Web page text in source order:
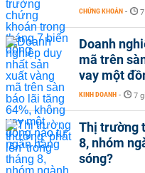
CHỨNG KHOÁN -
Doanh
mã trên
vay một
KINH DOANH - 7
Thị trường
8, nhóm
sóng?